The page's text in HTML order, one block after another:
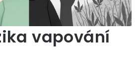
vapování